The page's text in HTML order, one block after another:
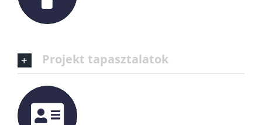
Projekt tapasztalatok